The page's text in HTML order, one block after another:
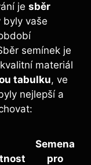
je sběr​
vaše
semínek je
materiál
tabulku,​ ve
nejlepší a
Semena
​pro